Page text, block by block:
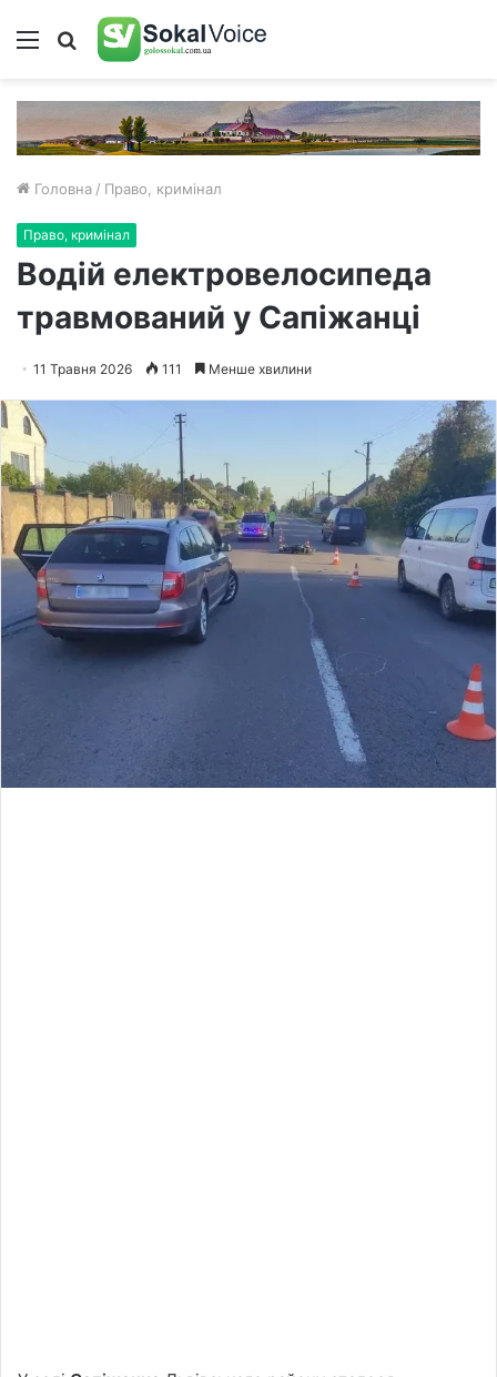
Меню Пошук
Головна / Право, кримінал
Право, кримінал
Водій електровелосипеда
травмований у Сапіжанці
11 Травня 2026 111 Менше хвилини